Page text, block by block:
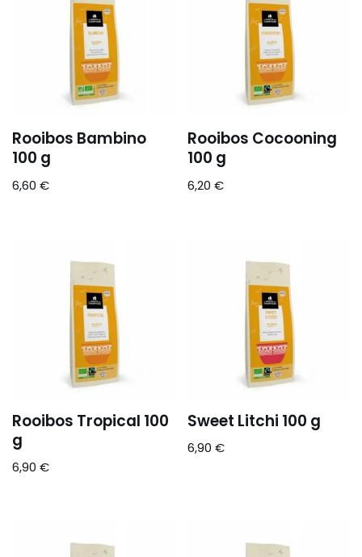
Rooibos Bambino
100 g
6,60 €
Rooibos Cocooning
100 g
6,20€
Rooibos Tropical 100
g
6,90 €
Sweet Litchi 100 g
6,90€